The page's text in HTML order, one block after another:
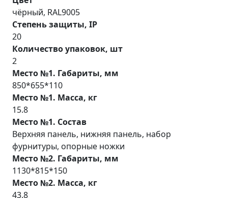
чёрный, RAL9005
Степень защиты, IP
20
Количество упаковок, шт
2
Место №1. Габариты, мм
850*655*110
Место №1. Масса, кг
15.8
Место №1. Состав
Верхняя панель, нижняя панель, набор
фурнитуры, опорные ножки
Место №2. Габариты, мм
1130*815*150
Место №2. Масса, кг
43.8